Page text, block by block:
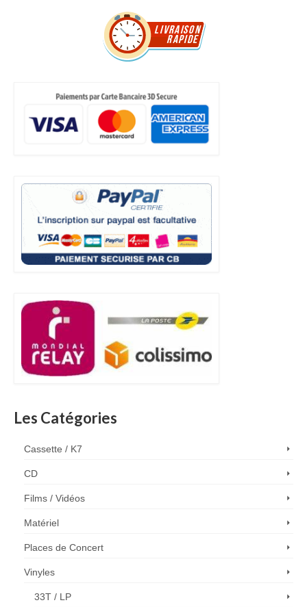
Les Catégories
Cassette / K7
CD
Films / Vidéos
Matériel
Places de Concert
Vinyles
33T / LP